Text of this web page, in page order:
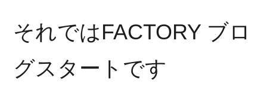
それではFACTORY ブロ
グスタートです